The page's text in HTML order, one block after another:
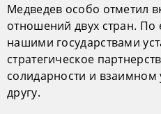
Медведев особо отметил
отношений двух стран. По
нашими государствами
стратегическое
солидарности и
другу.